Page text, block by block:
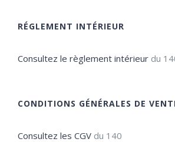
RÉGLEMENT INTÉRIEUR
Consultez le règlement intérieur du
CONDITIONS GÉNÉRALES DE
Consultez les CGV du 140